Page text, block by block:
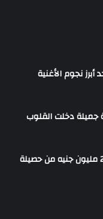
أحد أبرز نجوم الأغنية
جميلة دخلت القلوب
سقوط 6 عناصر جنائية لقيامهم بغسل 250 مليون جنيه من حصيلة